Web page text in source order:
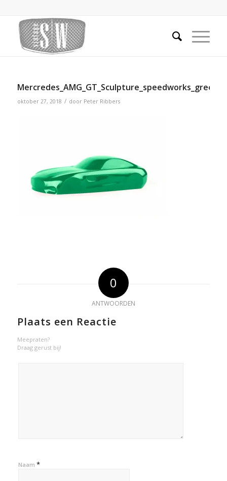
Mercredes_AMG_GT_Sculpture_speedworks_green
oktober 27, 2018 / door Peter Ribbers
0
ANTWOORDEN
Plaats een Reactie
Meepraten?
Draag gerust bij!
Naam *